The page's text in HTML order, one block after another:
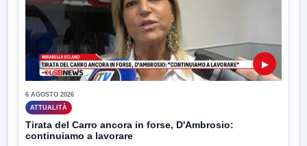
▶
6 AGOSTO 2026
ATTUALITÀ
Tirata del Carro ancora in forse, D'Ambrosio:
continuiamo a lavorare